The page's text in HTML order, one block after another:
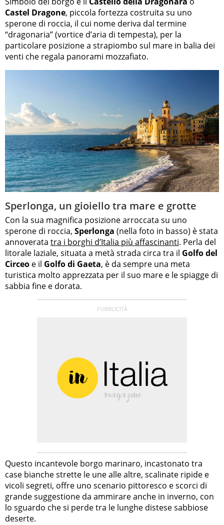
Castel Dragone, piccola fortezza costruita su uno
sperone di roccia, il cui nome deriva dal termine
“dragonaria” (vortice d’aria di tempesta), per la
particolare posizione a strapiombo sul mare in balia dei
venti che regala panorami mozzafiato.
Sperlonga, un gioiello tra mare e grotte
Con la sua magnifica posizione arroccata su uno
sperone di roccia, Sperlonga (nella foto in basso) è stata
annoverata tra i borghi d’Italia più affascinanti. Perla del
litorale laziale, situata a metà strada circa tra il Golfo del
Circeo e il Golfo di Gaeta, è da sempre una meta
turistica molto apprezzata per il suo mare e le spiagge di
sabbia fine e dorata.
Questo incantevole borgo marinaro, incastonato tra
case bianche strette le une alle altre, scalinate ripide e
vicoli segreti, offre uno scenario pittoresco e scorci di
grande suggestione da ammirare anche in inverno, con
lo sguardo che si perde tra le lunghe distese sabbiose
deserte.